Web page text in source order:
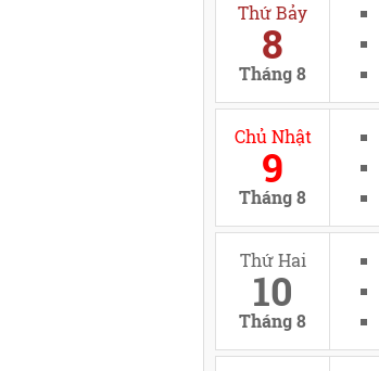
Thứ Bảy
8
Tháng 8
Chủ Nhật
9
Tháng 8
Thứ Hai
10
Tháng 8